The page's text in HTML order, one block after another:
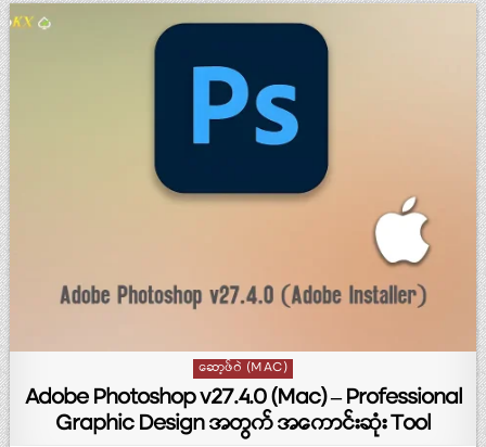
Posted in
ဆော့ဖ်ဝဲ (MAC)
Adobe Photoshop v27.4.0 (Mac) – Professional
Graphic Design အတွက် အကောင်းဆုံး Tool